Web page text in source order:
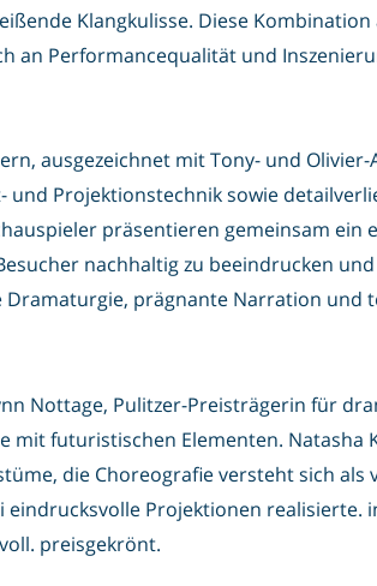
Klangkulisse. Diese Kombination
an Performancequalität und
ausgezeichnet mit Tony- und Olivier-
und Projektionstechnik sowie
präsentieren gemeinsam ein
nachhaltig zu beeindrucken und
prägnante Narration und
Nottage, Pulitzer-Preisträgerin für
mit futuristischen Elementen. Natasha
die Choreografie versteht sich als
eindrucksvolle Projektionen realisierte.
preisgekrönt.